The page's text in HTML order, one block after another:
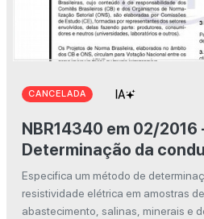
CANCELADA
NBR14340 em 02/2016 - Agua -
Determinação da
resistividade elétrica
Especifica um método de
resistividade elétrica em amostras
abastecimento, salinas, minerais e